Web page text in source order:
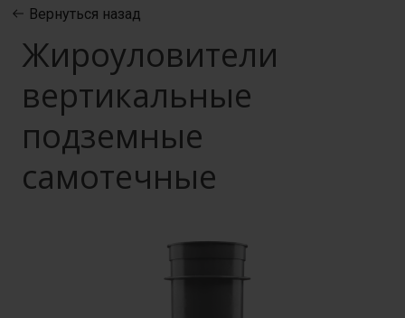
Вернуться назад
Жироуловители
вертикальные
подземные
самотечные